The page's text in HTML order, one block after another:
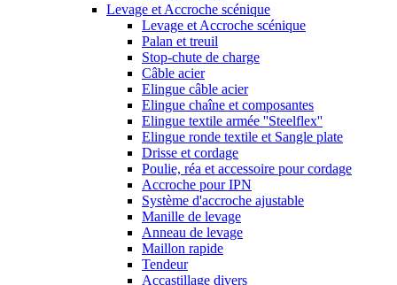
Levage et Accroche scénique
Levage et Accroche scénique
Palan et treuil
Stop-chute de charge
Câble acier
Elingue câble acier
Elingue chaîne et composantes
Elingue textile armée ''Steelflex''
Elingue ronde textile et Sangle plate
Drisse et cordage
Poulie, réa et accessoire pour cordage
Accroche pour IPN
Système d'accroche ajustable
Manille de levage
Anneau de levage
Maillon rapide
Tendeur
Accastillage divers